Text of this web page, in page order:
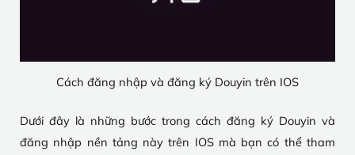
Cách đăng nhập và đăng ký Douyin trên IOS
Dưới đây là những bước trong cách đăng ký Douyin và
đăng nhập nền tảng này trên IOS mà bạn có thể tham